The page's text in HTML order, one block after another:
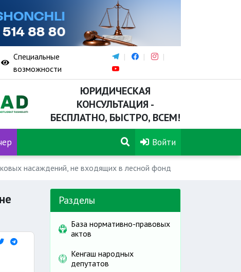
Специальные
возможности
ЮРИДИЧЕСКАЯ
КОНСУЛЬТАЦИЯ -
БЕСПЛАТНО, БЫСТРО, ВСЕМ!
Войти
насаждений, не входящих в лесной фонд
Разделы
База нормативно-правовых
актов
Кенгаш народных
депутатов